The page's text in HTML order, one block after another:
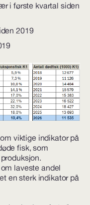
i første kvartal siden
2019
viktige indikator på
fisk, som
laveste andel
en sterk indikator på